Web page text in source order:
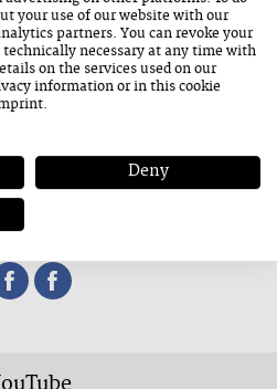
3 Tage Jazz:
Stadtpfarrkirche
Saalfelden
Vallon Instagram
Vallon Website
your use of our website with our
partners. You can revoke your
necessary at any time with
on the services used on our
informationor in this cookie
.
Deny